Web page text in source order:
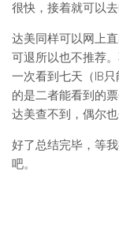
很快，接着就可以去
达美同样可以网上
可退所以也不推荐
一次看到七天（IB
的是二者能看到的
达美查不到，偶尔
好了总结完毕，等
吧。